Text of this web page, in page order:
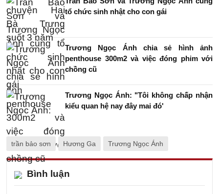
tổ chức sinh nhật cho con gái
Trương Ngọc Ánh chia sẻ hình ảnh
penthouse 300m2 và việc đóng phim với
chồng cũ
Trương Ngọc Ánh: "Tôi không chấp nhận
kiểu quan hệ nay đây mai đó'
trần bảo sơn Hương Ga Trương Ngọc Ánh
Bình luận